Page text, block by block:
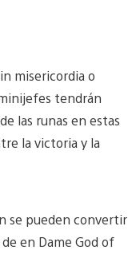
misericordia o
tendrán
las runas en estas
la victoria y la
se pueden convertir
en Dame God of